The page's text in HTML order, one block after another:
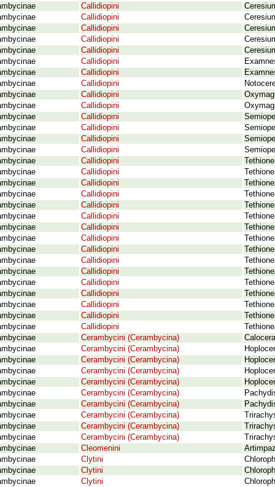
Callidiopini
Callidiopini
Callidiopini
Callidiopini
Callidiopini
Callidiopini
Callidiopini
Callidiopini
Callidiopini
Callidiopini
Callidiopini
Callidiopini
Callidiopini
Callidiopini
Callidiopini
Callidiopini
Callidiopini
Callidiopini
Callidiopini
Callidiopini
Callidiopini
Callidiopini
Callidiopini
Callidiopini
Callidiopini
Callidiopini
Callidiopini
Callidiopini
Callidiopini
Callidiopini
Cerambycini (Cerambycina)
Cerambycini (Cerambycina)
Cerambycini (Cerambycina)
Cerambycini (Cerambycina)
Cerambycini (Cerambycina)
Cerambycini (Cerambycina)
Cerambycini (Cerambycina)
Cerambycini (Cerambycina)
Cerambycini (Cerambycina)
Cerambycini (Cerambycina)
Cleomenini
Clytini
Clytini
Clytini